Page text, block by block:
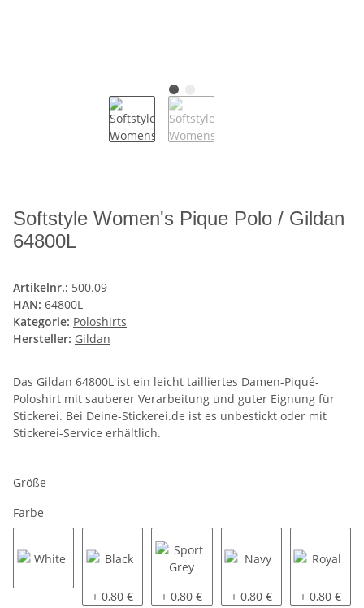
Softstyle Women's Pique Polo / Gildan
64800L
Artikelnr.: 500.09
HAN: 64800L
Kategorie: Poloshirts
Hersteller: Gildan
Das Gildan 64800L ist ein leicht tailliertes Damen-Piqué-
Poloshirt mit sauberer Verarbeitung und guter Eignung für
Stickerei. Bei Deine-Stickerei.de ist es unbestickt oder mit
Stickerei-Service erhältlich.
Größe
Farbe
Black
+ 0,80 € Sport Grey
+ 0,80 € Navy
+ 0,80 € Royal
+ 0,80 €